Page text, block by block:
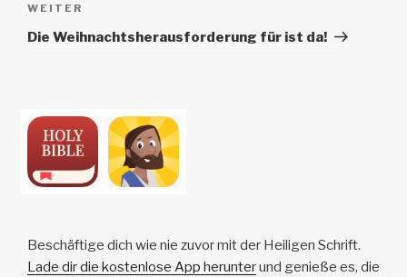
Nächster
Beitrag
WEITER
Die Weihnachtsherausforderung für ist da!
Beschäftige dich wie nie zuvor mit der Heiligen Schrift.
Lade dir die kostenlose App herunterund genieße es, die